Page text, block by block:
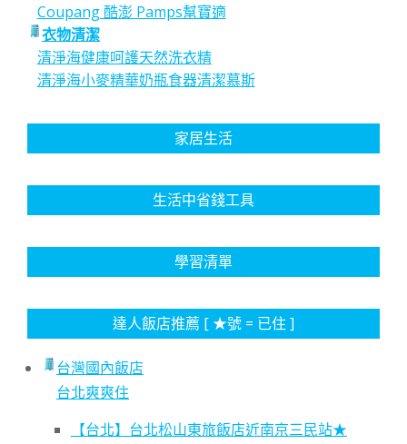
Coupang 酷澎 Pamps幫寶適
衣物清潔
清淨海健康呵護天然洗衣精
清淨海小麥精華奶瓶食器清潔慕斯
家居生活
生活中省錢工具
學習清單
達人飯店推薦 [ ★號 = 已住 ]
台灣國內飯店
台北爽爽住
【台北】台北松山東旅飯店近南京三民站★